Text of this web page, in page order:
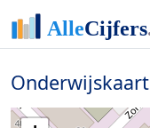
Onderwijskaart